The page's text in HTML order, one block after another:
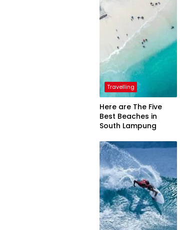
Travelling
Here are The Five
Best Beaches in
South Lampung